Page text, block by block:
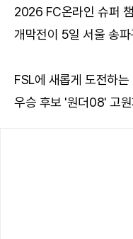
2026 FC온라인 슈퍼
개막전이 5일 서울 송
FSL에 새롭게 도전하
우승 후보 '원더08' 고